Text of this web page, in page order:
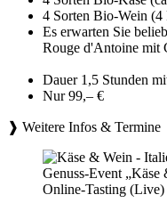
4 Sorten Bio-Wein (4
Es erwarten Sie
Rouge d'Antoine
Dauer 1,5 Stunden
Nur 99,– €
❱ Weitere Infos & Termine
Genuss-Event
Online-Tasting (Live)